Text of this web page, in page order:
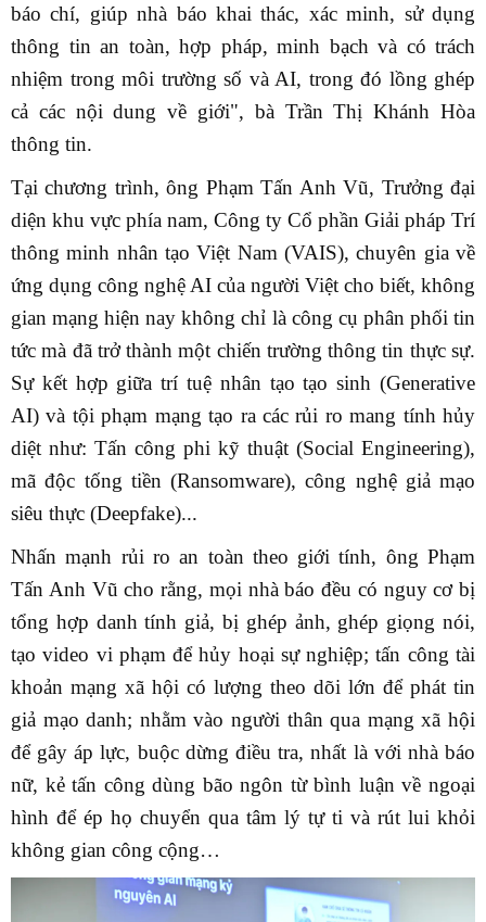
báo chí, giúp nhà báo khai thác, xác minh, sử dụng
thông tin an toàn, hợp pháp, minh bạch và có trách
nhiệm trong môi trường số và AI, trong đó lồng ghép
cả các nội dung về giới", bà Trần Thị Khánh Hòa
thông tin.
Tại chương trình, ông Phạm Tấn Anh Vũ, Trưởng đại
diện khu vực phía nam, Công ty Cổ phần Giải pháp Trí
thông minh nhân tạo Việt Nam (VAIS), chuyên gia về
ứng dụng công nghệ AI của người Việt cho biết, không
gian mạng hiện nay không chỉ là công cụ phân phối tin
tức mà đã trở thành một chiến trường thông tin thực sự.
Sự kết hợp giữa trí tuệ nhân tạo tạo sinh (Generative
AI) và tội phạm mạng tạo ra các rủi ro mang tính hủy
diệt như: Tấn công phi kỹ thuật (Social Engineering),
mã độc tống tiền (Ransomware), công nghệ giả mạo
siêu thực (Deepfake)...
Nhấn mạnh rủi ro an toàn theo giới tính, ông Phạm
Tấn Anh Vũ cho rằng, mọi nhà báo đều có nguy cơ bị
tổng hợp danh tính giả, bị ghép ảnh, ghép giọng nói,
tạo video vi phạm để hủy hoại sự nghiệp; tấn công tài
khoản mạng xã hội có lượng theo dõi lớn để phát tin
giả mạo danh; nhằm vào người thân qua mạng xã hội
để gây áp lực, buộc dừng điều tra, nhất là với nhà báo
nữ, kẻ tấn công dùng bão ngôn từ bình luận về ngoại
hình để ép họ chuyển qua tâm lý tự ti và rút lui khỏi
không gian công cộng…